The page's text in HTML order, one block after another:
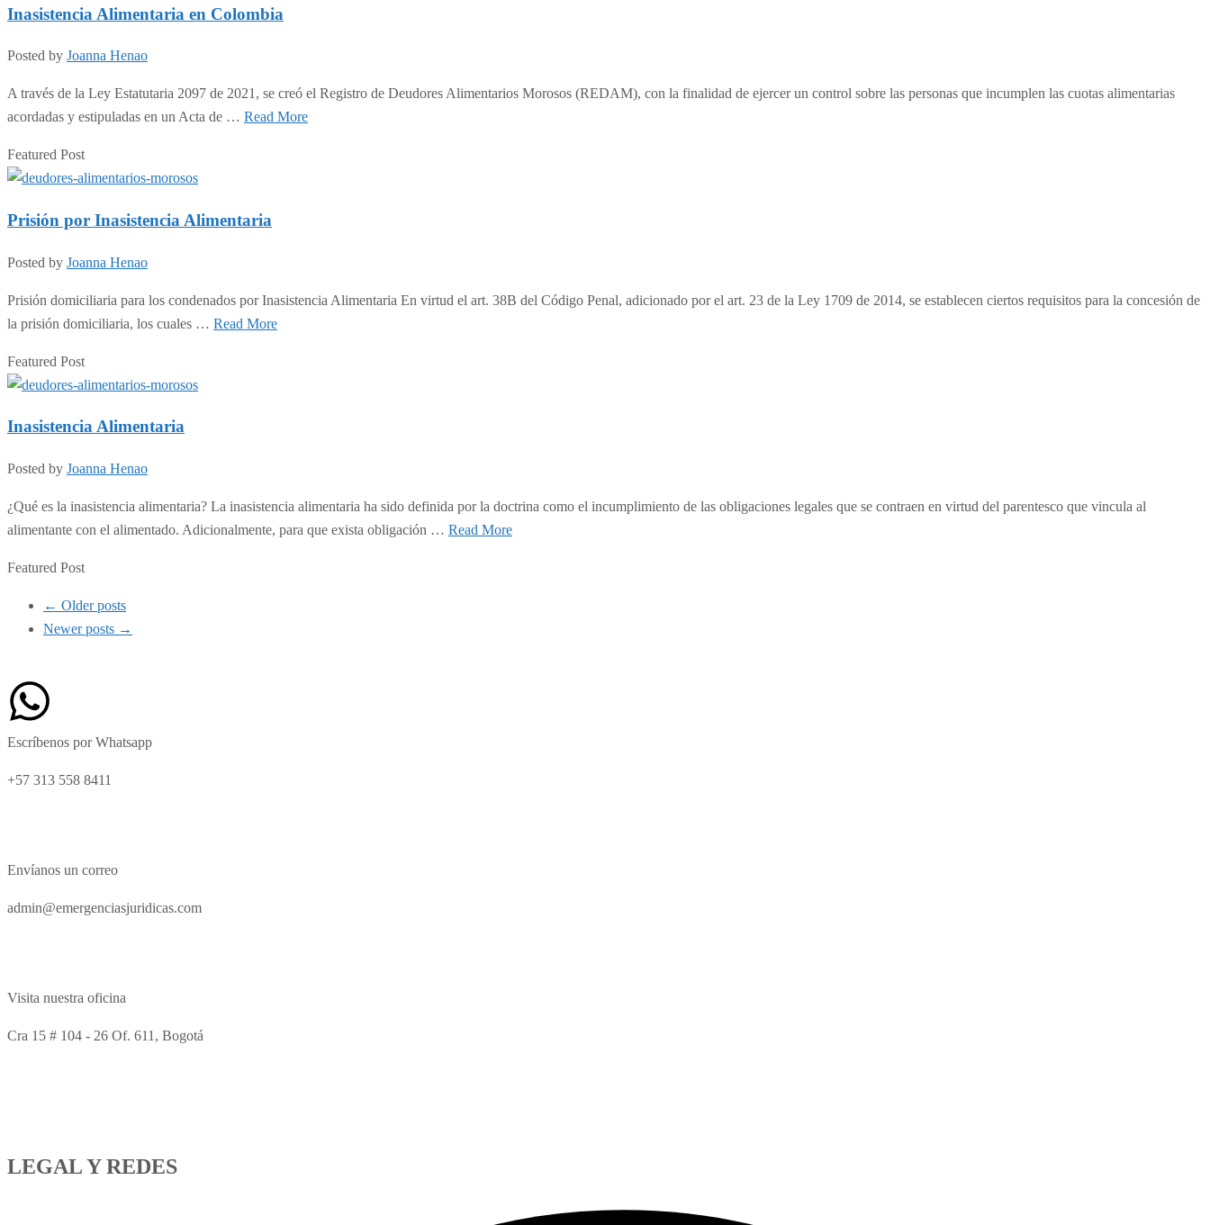
Inasistencia Alimentaria en Colombia
Posted by Joanna Henao
A través de la Ley Estatutaria 2097 de 2021, se creó el Registro de Deudores Alimentarios Morosos (REDAM), con la finalidad de ejercer un control sobre las personas que incumplen las cuotas alimentarias
acordadas y estipuladas en un Acta de … Read More
Featured Post
Prisión por Inasistencia Alimentaria
Posted by Joanna Henao
Prisión domiciliaria para los condenados por Inasistencia Alimentaria En virtud el art. 38B del Código Penal, adicionado por el art. 23 de la Ley 1709 de 2014, se establecen ciertos requisitos para la concesión de
la prisión domiciliaria, los cuales … Read More
Featured Post
Inasistencia Alimentaria
Posted by Joanna Henao
¿Qué es la inasistencia alimentaria? La inasistencia alimentaria ha sido definida por la doctrina como el incumplimiento de las obligaciones legales que se contraen en virtud del parentesco que vincula al
alimentante con el alimentado. Adicionalmente, para que exista obligación … Read More
Featured Post
← Older posts
Newer posts →
Escríbenos por Whatsapp
+57 313 558 8411
Envíanos un correo
admin@emergenciasjuridicas.com
Visita nuestra oficina
Cra 15 # 104 - 26 Of. 611, Bogotá
LEGAL Y REDES